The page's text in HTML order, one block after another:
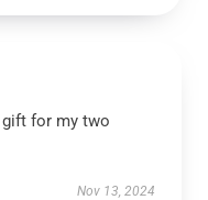
gift for my two
Nov 13, 2024